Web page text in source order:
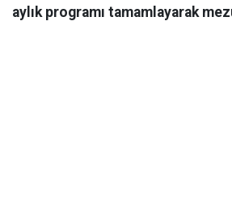
aylık programı tamamlayarak